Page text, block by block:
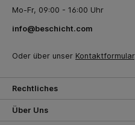
Mo-Fr, 09:00 - 16:00 Uhr
info@beschicht.com
Oder über unser Kontaktformular.
Rechtliches
Über Uns